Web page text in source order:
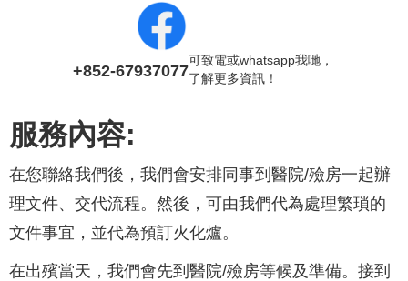
+852-67937077
可致電或whatsapp我哋，
了解更多資訊！
服務內容:
在您聯絡我們後，我們會安排同事到醫院/殮房一起辦
理文件、交代流程。然後，可由我們代為處理繁瑣的
文件事宜，並代為預訂火化爐。
在出殯當天，我們會先到醫院/殮房等候及準備。接到